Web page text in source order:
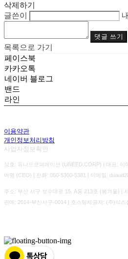
삭제하기
글쓴이
댓글 쓰기
목록으로 가기
페이스북
카카오톡
네이버 블로그
밴드
라인
이용약관
개인정보처리방침
사업자정보확인
상호: 유니드코퍼레이션 (UNEED.CORP) | 대표: 이
여명 (CEO) | 전화: 050-5300-5381 | 이메일:
주소: 부산 서구 보수대로 15, A동 213호 (봄겨울) |
판매: 2014-부산서구-0014 | 호스팅제공자: (주)식스